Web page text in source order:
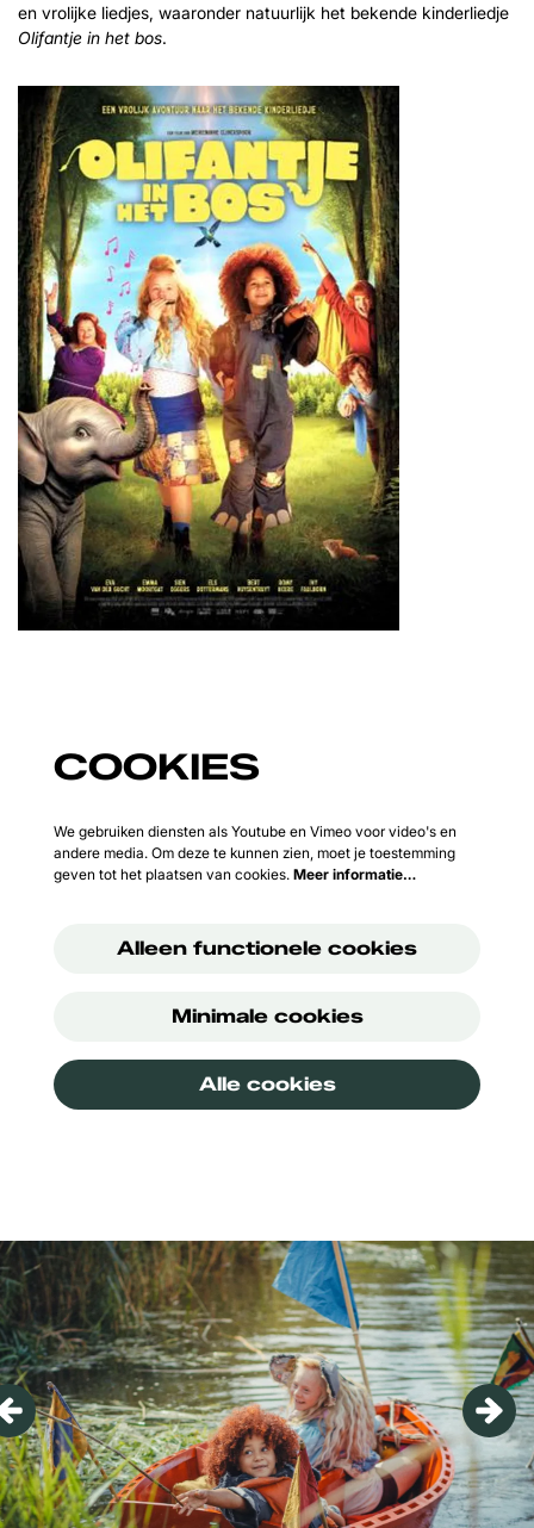
en vrolijke liedjes, waaronder natuurlijk het bekende kinderliedje
Olifantje in het bos.
COOKIES
We gebruiken diensten als Youtube en Vimeo voor video's en
andere media. Om deze te kunnen zien, moet je toestemming
geven tot het plaatsen van cookies. Meer informatie…
Alleen functionele cookies
Minimale cookies
Alle cookies
Overslaan